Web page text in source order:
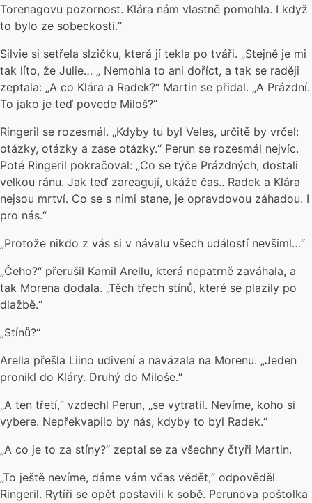
Torenagovu pozornost. Klára nám vlastně pomohla. I když
to bylo ze sobeckosti.“
Silvie si setřela slzičku, která jí tekla po tváři. „Stejně je mi
tak líto, že Julie… „ Nemohla to ani doříct, a tak se raději
zeptala: „A co Klára a Radek?“ Martin se přidal. „A Prázdní.
To jako je teď povede Miloš?“
Ringeril se rozesmál. „Kdyby tu byl Veles, určitě by vrčel:
otázky, otázky a zase otázky.“ Perun se rozesmál nejvíc.
Poté Ringeril pokračoval: „Co se týče Prázdných, dostali
velkou ránu. Jak teď zareagují, ukáže čas.. Radek a Klára
nejsou mrtví. Co se s nimi stane, je opravdovou záhadou. I
pro nás.“
„Protože nikdo z vás si v návalu všech událostí nevšiml…“
„Čeho?“ přerušil Kamil Arellu, která nepatrně zaváhala, a
tak Morena dodala. „Těch třech stínů, které se plazily po
dlažbě.“
„Stínů?“
Arella přešla Liino udivení a navázala na Morenu. „Jeden
pronikl do Kláry. Druhý do Miloše.“
„A ten třetí,“ vzdechl Perun, „se vytratil. Nevíme, koho si
vybere. Nepřekvapilo by nás, kdyby to byl Radek.“
„A co je to za stíny?“ zeptal se za všechny čtyři Martin.
„To ještě nevíme, dáme vám včas vědět,“ odpověděl
Ringeril. Rytíři se opět postavili k sobě. Perunova poštolka